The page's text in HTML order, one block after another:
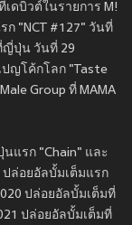
ดบิวต์ในรายการ M!
"NCT #127" วันที่
ญี่ปุ่น วันที่ 29
ปญโค้กโลก "Taste
Group ที่ MAMA
แรก "Chain" และ
ล่อยอัลบั้มเต็มแรก
ปล่อยอัลบั้มเต็มที่
ปล่อยอัลบั้มเต็มที่